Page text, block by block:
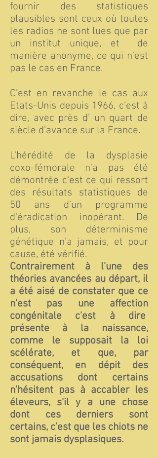
fournir des statistiques
plausibles sont ceux où toutes
les radios ne sont lues que par
un institut unique, et de
manière anonyme, ce qui n'est
pas le cas en France.
C'est en revanche le cas aux
Etats-Unis depuis 1966, c'est à
dire, avec près d' un quart de
siècle d'avance sur la France.
L'hérédité de la dysplasie
coxo-fémorale n'a pas été
démontrée c'est ce qui ressort
des résultats statistiques de
50 ans d'un programme
d'éradication inopérant. De
plus, son déterminisme
génétique n'a jamais, et pour
cause, été vérifié.
Contrairement à l'une des
théories avancées au départ, il
a été aisé de constater que ce
n'est pas une affection
congénitale c'est à dire
présente à la naissance,
comme le supposait la loi
scélérate, et que, par
conséquent, en dépit des
accusations dont certains
n'hésitent pas à accabler les
éleveurs, s'il y a une chose
dont ces derniers sont
certains, c'est que les chiots ne
sont jamais dysplasiques.